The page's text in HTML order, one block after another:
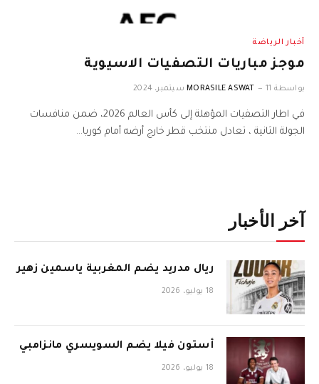
أخبار الرياضة
موجز مباريات التصفيات الاسيوية
بواسطة MORASILE ASWAT 11 سبتمبر، 2024
في اطار التصفيات المؤهلة إلى كأس العالم 2026، ضمن منافسات
الجولة الثانية ، تعادل منتخب ​قطر​ خارج أرضه أمام ​​كوريا…
آخر الأخبار
ريال مدريد يضم المغربية ياسمين زهير
18 يوليو، 2026
أستون فيلا يضم السويسري مانزامبي
18 يوليو، 2026